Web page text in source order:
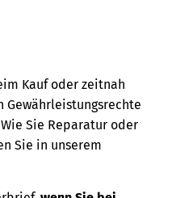
Kauf oder zeitnah
Gewährleistungsrechte
Sie Reparatur oder
Sie in unserem